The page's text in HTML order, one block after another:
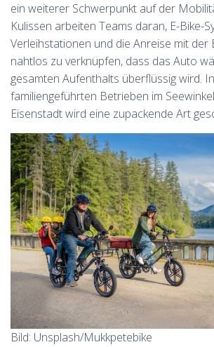
ein weiterer Schwerpunkt auf der
Kulissen arbeiten Teams daran, E-Bike-
Verleihstationen und die Anreise mit der
nahtlos zu verknüpfen, dass das Auto
gesamten Aufenthalts überflüssig wird.
familiengeführten Betrieben im
Eisenstadt wird eine zupackende Art
Bild: Unsplash/Mukkpetebike